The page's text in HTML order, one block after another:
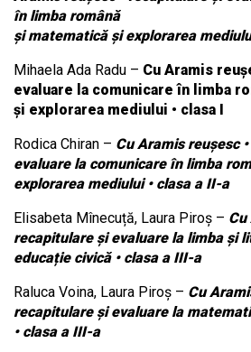
în limba română
și matematică și explorarea
Mihaela Ada Radu – Cu Aramis
evaluare la comunicare în limba
și explorarea mediului • clasa I
Rodica Chiran – Cu Aramis reușesc
evaluare la comunicare în limba
explorarea mediului • clasa a II-a
Elisabeta Mînecuță, Laura Piroș – Cu
recapitulare și evaluare la limba și
educație civică • clasa a III-a
Raluca Voina, Laura Piroș – Cu
recapitulare și evaluare la
• clasa a III-a